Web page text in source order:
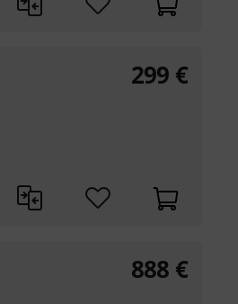
299 €
888 €